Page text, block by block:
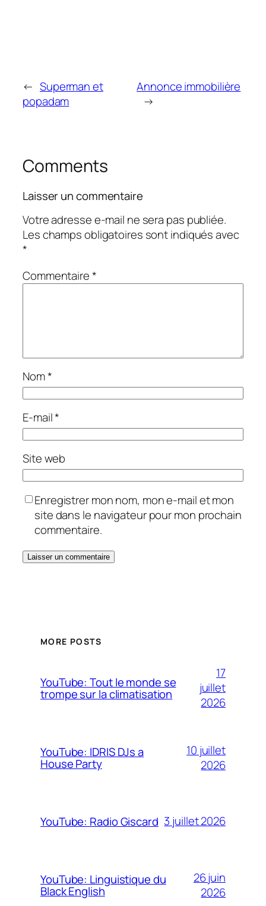
← Superman et
popadam
Annonce immobilière
→
Comments
Laisser un commentaire
Votre adresse e-mail ne sera pas publiée.
Les champs obligatoires sont indiqués avec
*
Commentaire*
Nom*
E-mail*
Site web
Enregistrer mon nom, mon e-mail et mon
site dans le navigateur pour mon prochain
commentaire.
MORE POSTS
YouTube: Tout le monde se
trompe sur la climatisation
17
juillet
2026
YouTube: IDRIS DJs a
House Party
10 juillet
2026
YouTube: Radio Giscard 3 juillet 2026
YouTube: Linguistique du
Black English
26 juin
2026